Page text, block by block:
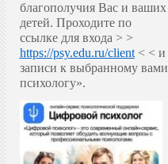
благополучия Вас и ваших
детей. Проходите по
ссылке для входа > >
https://psy.edu.ru/client< < и
записи к выбранному вами
психологу».